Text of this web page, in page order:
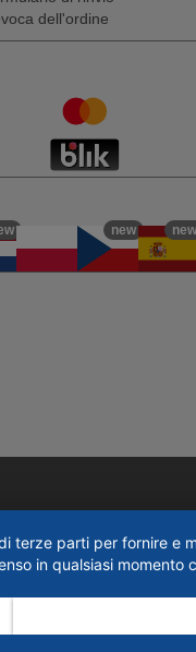
dell'ordine
new new
terze parti per fornire e
in qualsiasi momento